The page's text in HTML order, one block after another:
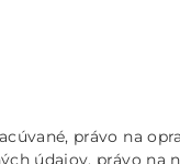
právo na
údajov, právo na